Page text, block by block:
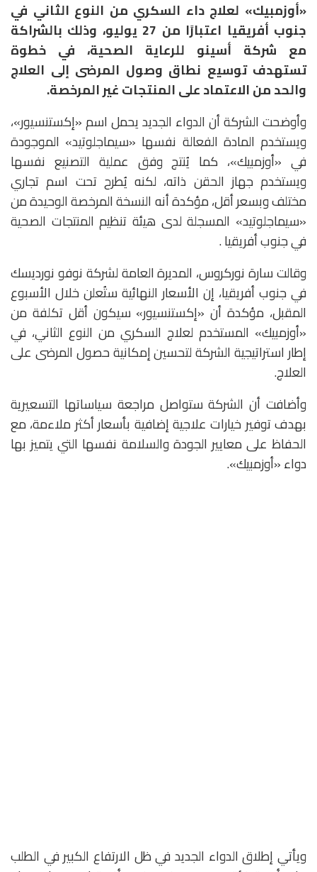
«أوزمبيك» لعلاج داء السكري من النوع الثاني في
جنوب أفريقيا اعتبارًا من 27 يوليو، وذلك بالشراكة
مع شركة أسينو للرعاية الصحية، في خطوة
تستهدف توسيع نطاق وصول المرضى إلى العلاج
والحد من الاعتماد على المنتجات غير المرخصة.
وأوضحت الشركة أن الدواء الجديد يحمل اسم «إكستنسيور»،
ويستخدم المادة الفعالة نفسها «سيماجلوتيد» الموجودة
في «أوزمبيك»، كما يُنتج وفق عملية التصنيع نفسها
ويستخدم جهاز الحقن ذاته، لكنه يُطرح تحت اسم تجاري
مختلف وبسعر أقل، مؤكدة أنه النسخة المرخصة الوحيدة من
«سيماجلوتيد» المسجلة لدى هيئة تنظيم المنتجات الصحية
في جنوب أفريقيا .
وقالت سارة نوركروس، المديرة العامة لشركة نوفو نورديسك
في جنوب أفريقيا، إن الأسعار النهائية ستُعلن خلال الأسبوع
المقبل، مؤكدة أن «إكستنسيور» سيكون أقل تكلفة من
«أوزمبيك» المستخدم لعلاج السكري من النوع الثاني، في
إطار استراتيجية الشركة لتحسين إمكانية حصول المرضى على
العلاج.
وأضافت أن الشركة ستواصل مراجعة سياساتها التسعيرية
بهدف توفير خيارات علاجية إضافية بأسعار أكثر ملاءمة، مع
الحفاظ على معايير الجودة والسلامة نفسها التي يتميز بها
دواء «أوزمبيك».
ويأتي إطلاق الدواء الجديد في ظل الارتفاع الكبير في الطلب